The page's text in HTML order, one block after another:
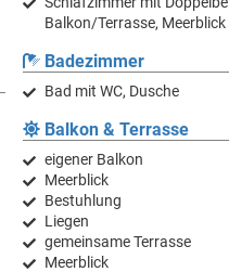
Balkon/Terrasse, Meerblick
Badezimmer
Bad mit WC, Dusche
Balkon & Terrasse
eigener Balkon
Meerblick
Bestuhlung
Liegen
gemeinsame Terrasse
Meerblick